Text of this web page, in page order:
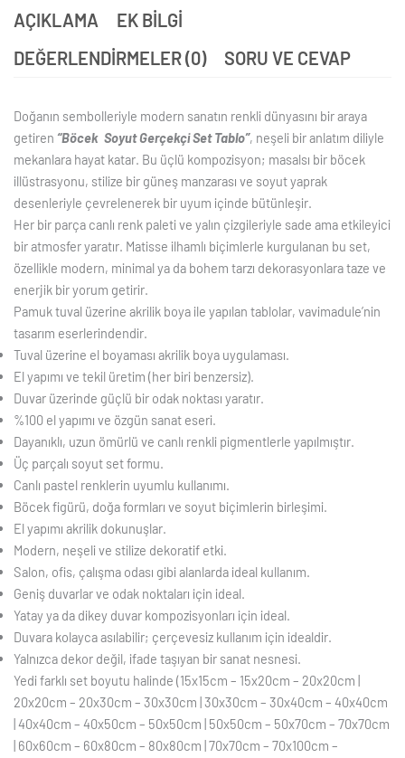
AÇIKLAMA
EK BILGI
DEĞERLENDIRMELER (0)
SORU VE CEVAP
Doğanın sembolleriyle modern sanatın renkli dünyasını bir araya
getiren “Böcek Soyut Gerçekçi Set Tablo”, neşeli bir anlatım diliyle
mekanlara hayat katar. Bu üçlü kompozisyon; masalsı bir böcek
illüstrasyonu, stilize bir güneş manzarası ve soyut yaprak
desenleriyle çevrelenerek bir uyum içinde bütünleşir.
Her bir parça canlı renk paleti ve yalın çizgileriyle sade ama etkileyici
bir atmosfer yaratır. Matisse ilhamlı biçimlerle kurgulanan bu set,
özellikle modern, minimal ya da bohem tarzı dekorasyonlara taze ve
enerjik bir yorum getirir.
Pamuk tuval üzerine akrilik boya ile yapılan tablolar, vavimadule’nin
tasarım eserlerindendir.
Tuval üzerine el boyaması akrilik boya uygulaması.
El yapımı ve tekil üretim (her biri benzersiz).
Duvar üzerinde güçlü bir odak noktası yaratır.
%100 el yapımı ve özgün sanat eseri.
Dayanıklı, uzun ömürlü ve canlı renkli pigmentlerle yapılmıştır.
Üç parçalı soyut set formu.
Canlı pastel renklerin uyumlu kullanımı.
Böcek figürü, doğa formları ve soyut biçimlerin birleşimi.
El yapımı akrilik dokunuşlar.
Modern, neşeli ve stilize dekoratif etki.
Salon, ofis, çalışma odası gibi alanlarda ideal kullanım.
Geniş duvarlar ve odak noktaları için ideal.
Yatay ya da dikey duvar kompozisyonları için ideal.
Duvara kolayca asılabilir; çerçevesiz kullanım için idealdir.
Yalnızca dekor değil, ifade taşıyan bir sanat nesnesi.
Yedi farklı set boyutu halinde (15x15cm – 15x20cm – 20x20cm |
20x20cm – 20x30cm – 30x30cm | 30x30cm – 30x40cm – 40x40cm
| 40x40cm – 40x50cm – 50x50cm | 50x50cm – 50x70cm – 70x70cm
| 60x60cm – 60x80cm – 80x80cm | 70x70cm – 70x100cm –